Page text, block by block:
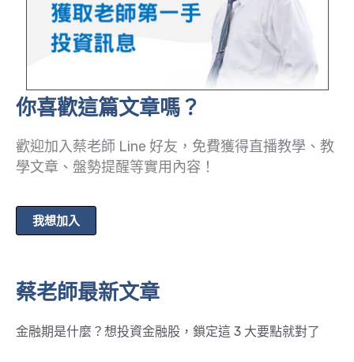
你喜歡這篇文章嗎？
歡迎加入蔡老師 Line 好友，免費獲得直播教學、教
學文章、盤勢提醒等實用內容！
我想加入
蔡老師最新文章
金融期是什麼？想投資金融股，鎖定這 3 大要點就對了